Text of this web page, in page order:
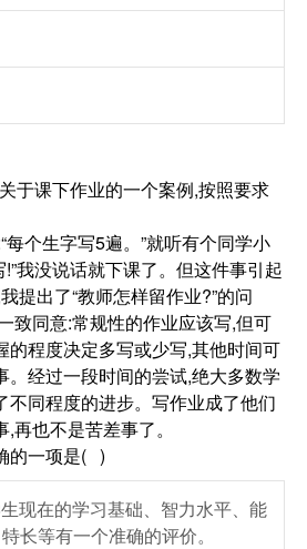
于课下作业的一个案例,按照要求
个生字写5遍。”就听有个同学小
我没说话就下课了。但这件事引起
提出了“教师怎样留作业?”的问
致同意:常规性的作业应该写,但可
的程度决定多写或少写,其他时间可
。经过一段时间的尝试,绝大多数学
不同程度的进步。写作业成了他们
再也不是苦差事了。
的一项是( )
现在的学习基础、智力水平、能
长等有一个准确的评价。